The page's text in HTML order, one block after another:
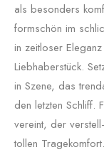
als besonders
formschön im
in zeitloser
Liebhaberstück.
in Szene, das
den letzten Schliff.
vereint, der
tollen